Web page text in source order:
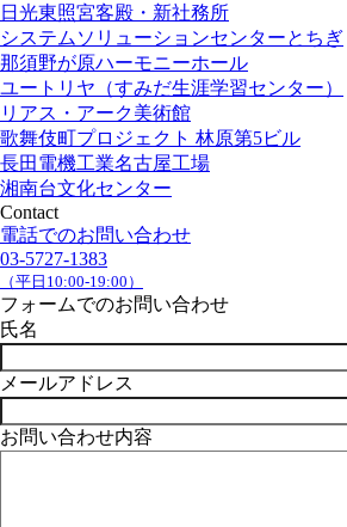
日光東照宮客殿・新社務所
システムソリューションセンターとちぎ
那須野が原ハーモニーホール
ユートリヤ（すみだ生涯学習センター）
リアス・アーク美術館
歌舞伎町プロジェクト 林原第5ビル
長田電機工業名古屋工場
湘南台文化センター
Contact
電話でのお問い合わせ
03-5727-1383
（平日10:00-19:00）
フォームでのお問い合わせ
氏名
メールアドレス
お問い合わせ内容